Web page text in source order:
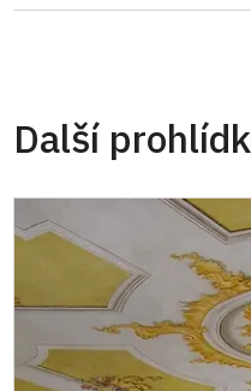
Další